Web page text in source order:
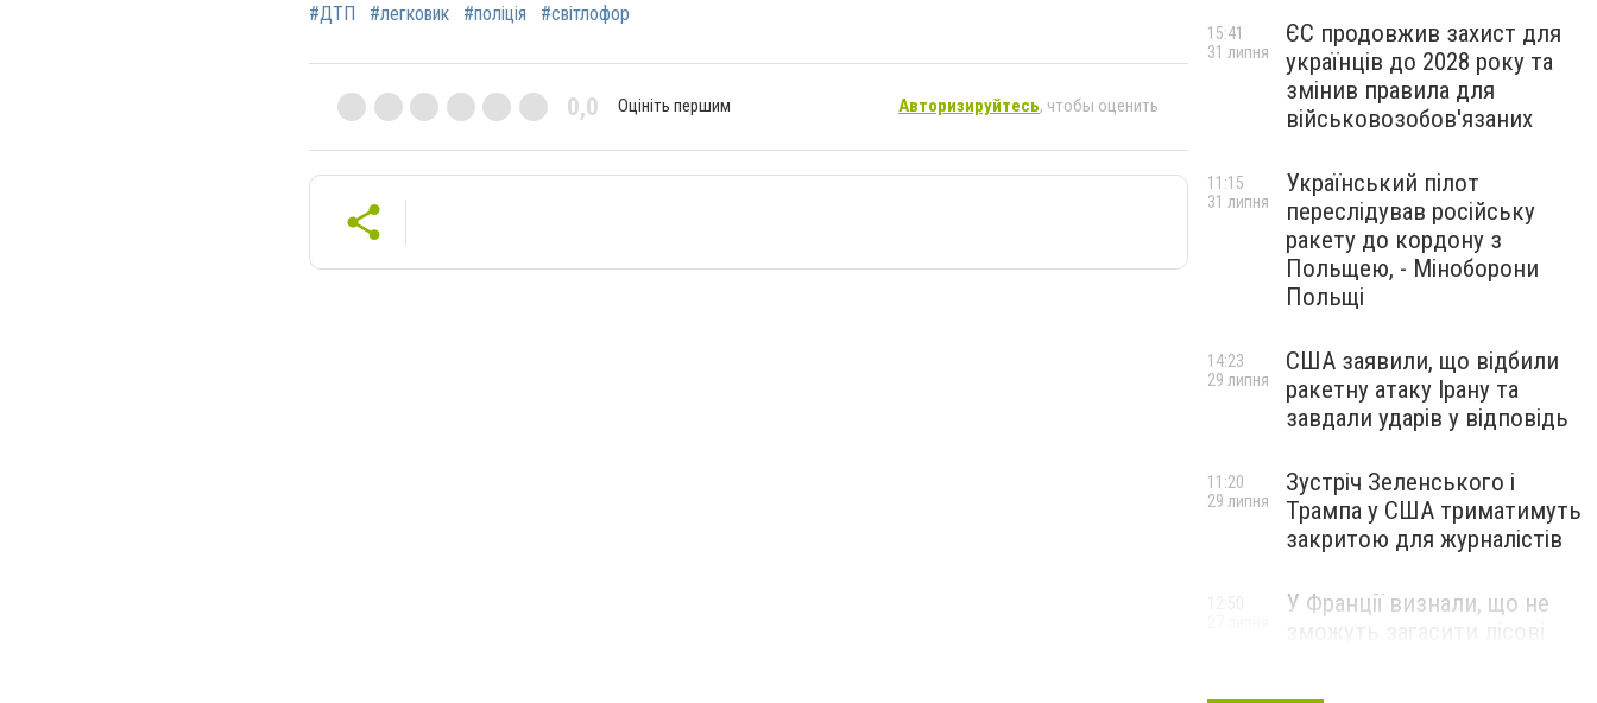
#ДТП #легковик #поліція #світлофор
0,0 Оцініть першим Авторизируйтесь, чтобы оценить
ЄС продовжив захист для
українців до 2028 року та
змінив правила для
військовозобов'язаних
15:41
31 липня
Український пілот
переслідував російську
ракету до кордону з
Польщею, - Міноборони
Польщі
11:15
31 липня
США заявили, що відбили
ракетну атаку Ірану та
завдали ударів у відповідь
14:23
29 липня
Зустріч Зеленського і
Трампа у США триматимуть
закритою для журналістів
11:20
29 липня
У Франції визнали, що не